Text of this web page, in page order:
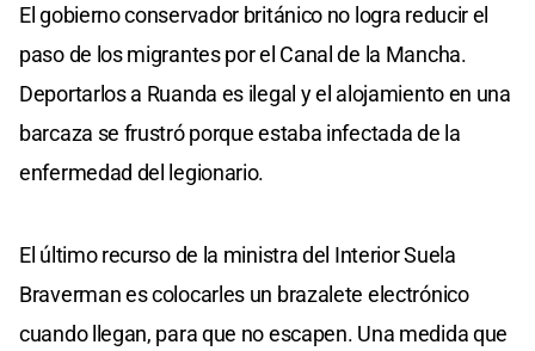
El gobierno conservador británico no logra reducir el
paso de los migrantes por el Canal de la Mancha.
Deportarlos a Ruanda es ilegal y el alojamiento en una
barcaza se frustró porque estaba infectada de la
enfermedad del legionario.
El último recurso de la ministra del Interior Suela
Braverman es colocarles un brazalete electrónico
cuando llegan, para que no escapen. Una medida que